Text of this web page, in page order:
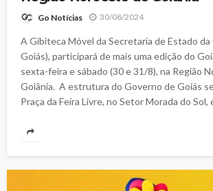
Go Notícias 30/08/2024
A Gibiteca Móvel da Secretaria de Estado
Goiás), participará de mais uma edição do
sexta-feira e sábado (30 e 31/8), na Região
Goiânia. A estrutura do Governo de Goiás
Praça da Feira Livre, no Setor Morada do Sol,